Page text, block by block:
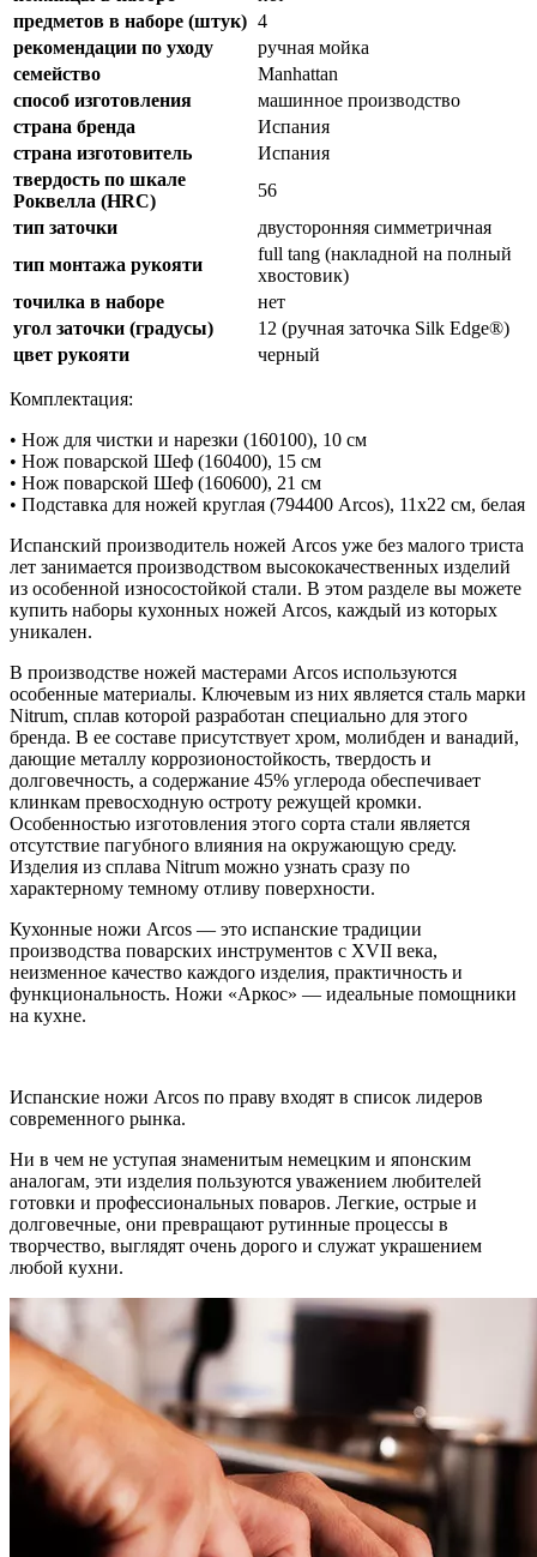
предметов в наборе (штук) 4
рекомендации по уходу
ручная мойка
семейство
Manhattan
способ изготовления
машинное производство
страна бренда
Испания
страна изготовитель
Испания
твердость по шкале
Роквелла (HRC)
56
тип заточки
двусторонняя симметричная
тип монтажа рукояти
full tang (накладной на полный
хвостовик)
точилка в наборе
нет
угол заточки (градусы)
12 (ручная заточка Silk Edge®)
цвет рукояти
черный
Комплектация:
• Нож для чистки и нарезки (160100), 10 см
• Нож поварской Шеф (160400), 15 см
• Нож поварской Шеф (160600), 21 см
• Подставка для ножей круглая (794400 Arcos), 11х22 см, белая
Испанский производитель ножей Arcos уже без малого триста
лет занимается производством высококачественных изделий
из особенной износостойкой стали. В этом разделе вы можете
купить наборы кухонных ножей Arcos, каждый из которых
уникален.
В производстве ножей мастерами Arcos используются
особенные материалы. Ключевым из них является сталь марки
Nitrum, сплав которой разработан специально для этого
бренда. В ее составе присутствует хром, молибден и ванадий,
дающие металлу коррозионостойкость, твердость и
долговечность, а содержание 45% углерода обеспечивает
клинкам превосходную остроту режущей кромки.
Особенностью изготовления этого сорта стали является
отсутствие пагубного влияния на окружающую среду.
Изделия из сплава Nitrum можно узнать сразу по
характерному темному отливу поверхности.
Кухонные ножи Arcos — это испанские традиции
производства поварских инструментов с XVII века,
неизменное качество каждого изделия, практичность и
функциональность. Ножи «Аркос» — идеальные помощники
на кухне.
Испанские ножи Arcos по праву входят в список лидеров
современного рынка.
Ни в чем не уступая знаменитым немецким и японским
аналогам, эти изделия пользуются уважением любителей
готовки и профессиональных поваров. Легкие, острые и
долговечные, они превращают рутинные процессы в
творчество, выглядят очень дорого и служат украшением
любой кухни.